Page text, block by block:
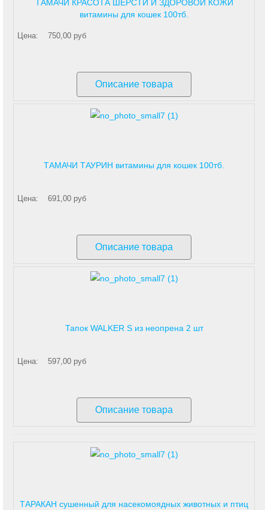
ТАМАЧИ КРАСОТА ШЕРСТИ И ЗДОРОВОЙ КОЖИ
витамины для кошек 100тб.
Цена: 750,00 руб
Описание товара
ТАМАЧИ ТАУРИН витамины для кошек 100тб.
Цена: 691,00 руб
Описание товара
Тапок WALKER S из неопрена 2 шт
Цена: 597,00 руб
Описание товара
ТАРАКАН сушенный для насекомоядных животных и птиц